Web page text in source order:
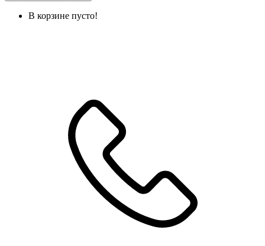
В корзине пусто!